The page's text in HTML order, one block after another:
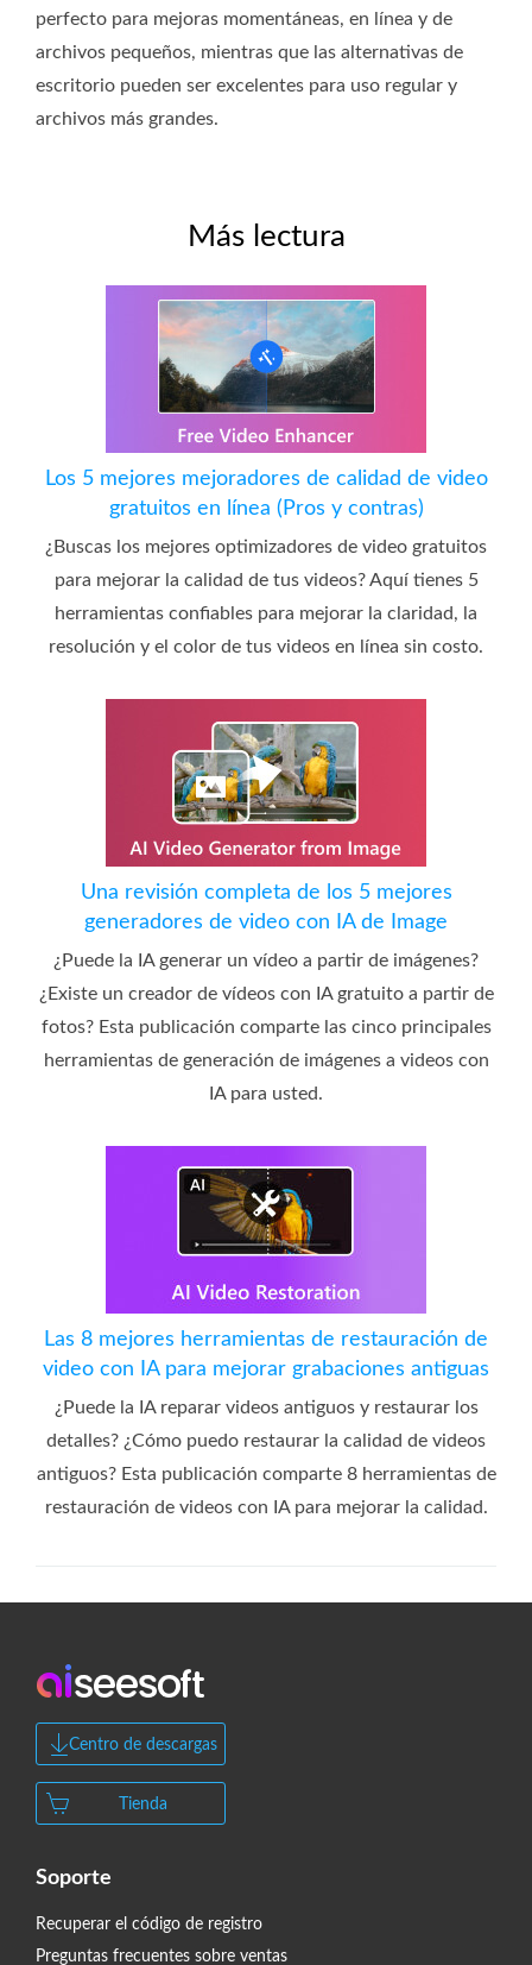
perfecto para mejoras momentáneas, en línea y de
archivos pequeños, mientras que las alternativas de
escritorio pueden ser excelentes para uso regular y
archivos más grandes.
Más lectura
Los 5 mejores mejoradores de calidad de video
gratuitos en línea (Pros y contras)
¿Buscas los mejores optimizadores de video gratuitos
para mejorar la calidad de tus videos? Aquí tienes 5
herramientas confiables para mejorar la claridad, la
resolución y el color de tus videos en línea sin costo.
Una revisión completa de los 5 mejores
generadores de video con IA de Image
¿Puede la IA generar un vídeo a partir de imágenes?
¿Existe un creador de vídeos con IA gratuito a partir de
fotos? Esta publicación comparte las cinco principales
herramientas de generación de imágenes a videos con
IA para usted.
Las 8 mejores herramientas de restauración de
video con IA para mejorar grabaciones antiguas
¿Puede la IA reparar videos antiguos y restaurar los
detalles? ¿Cómo puedo restaurar la calidad de videos
antiguos? Esta publicación comparte 8 herramientas de
restauración de videos con IA para mejorar la calidad.
Centro de descargas
Tienda
Soporte
Recuperar el código de registro
Preguntas frecuentes sobre ventas